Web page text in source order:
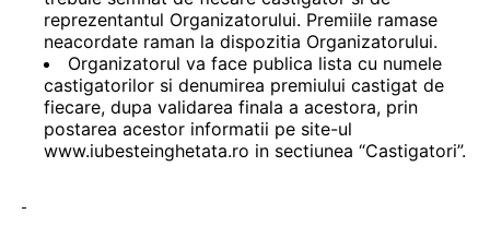
reprezentantul Organizatorului. Premiile ramase
neacordate raman la dispozitia Organizatorului.
Organizatorul va face publica lista cu numele
castigatorilor si denumirea premiului castigat de
fiecare, dupa validarea finala a acestora, prin
postarea acestor informatii pe site-ul
www.iubesteinghetata.ro in sectiunea “Castigatori”.